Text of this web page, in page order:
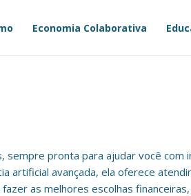
Economia Colaborativa
sempre pronta para ajudar você com
artificial avançada, ela oferece
as melhores escolhas